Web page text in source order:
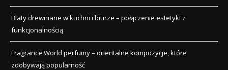
Blaty drewniane w kuchni i biurze – połączenie estetyki z
funkcjonalnością
Fragrance World perfumy – orientalne kompozycje, które
zdobywają popularność